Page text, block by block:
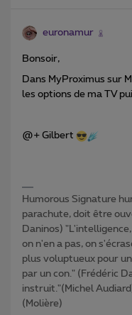
euronamur
Bonsoir,
Dans MyProximus sur
les options de ma TV
@+ Gilbert
Humorous Signature
parachute, doit être
Daninos)
on n'en a pas, on
plus voluptueux pour
par un con." (Frédéric
instruit."(Michel
(Molière)